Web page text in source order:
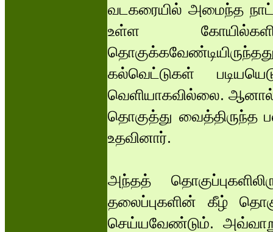
வடகரையில் அமைந்த
உள்ள
கல்வெட்டுகள்
வெளியாகவில்லை. ஆனால்,
தொகுத்து
உதவினார்.
அந்தத்
தலைப்புகளின் கீழ்
செய்யவேண்டும்.